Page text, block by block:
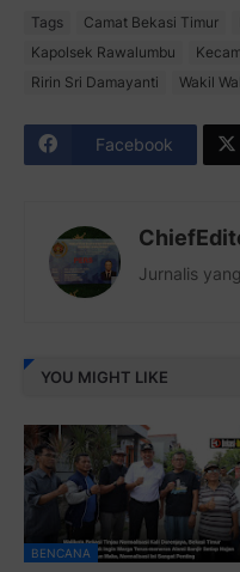
Tags Camat Bekasi Timur
Kapolsek Rawalumbu
Ririn Sri Damayanti
Wakil
Facebook
Jurnalis
YOU MIGHT LIKE
BENCANA